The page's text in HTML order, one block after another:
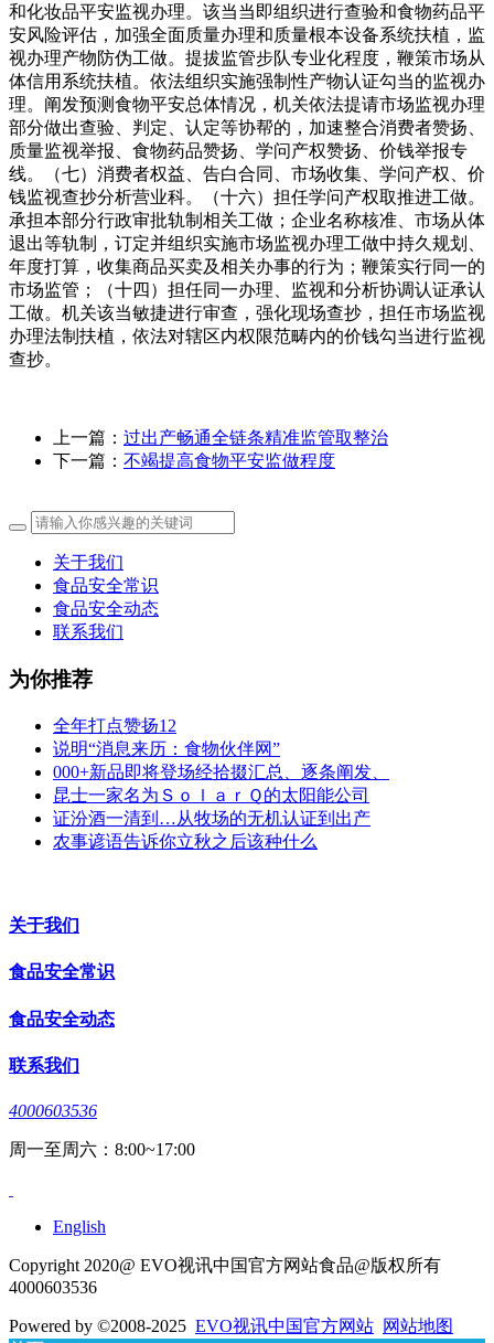
和化妆品平安监视办理。该当当即组织进行查验和食物药品平
安风险评估，加强全面质量办理和质量根本设备系统扶植，监
视办理产物防伪工做。提拔监管步队专业化程度，鞭策市场从
体信用系统扶植。依法组织实施强制性产物认证勾当的监视办
理。阐发预测食物平安总体情况，机关依法提请市场监视办理
部分做出查验、判定、认定等协帮的，加速整合消费者赞扬、
质量监视举报、食物药品赞扬、学问产权赞扬、价钱举报专
线。（七）消费者权益、告白合同、市场收集、学问产权、价
钱监视查抄分析营业科。（十六）担任学问产权取推进工做。
承担本部分行政审批轨制相关工做；企业名称核准、市场从体
退出等轨制，订定并组织实施市场监视办理工做中持久规划、
年度打算，收集商品买卖及相关办事的行为；鞭策实行同一的
市场监管；（十四）担任同一办理、监视和分析协调认证承认
工做。机关该当敏捷进行审查，强化现场查抄，担任市场监视
办理法制扶植，依法对辖区内权限范畴内的价钱勾当进行监视
查抄。
上一篇： 过出产畅通全链条精准监管取整治
下一篇： 不竭提高食物平安监做程度
关于我们
食品安全常识
食品安全动态
联系我们
为你推荐
全年打点赞扬12
说明“消息来历：食物伙伴网”
000+新品即将登场经拾掇汇总、逐条阐发、
昆士一家名为ＳｏｌａｒＱ的太阳能公司
证汾酒一清到…从牧场的无机认证到出产
农事谚语告诉你立秋之后该种什么
关于我们
食品安全常识
食品安全动态
联系我们
4000603536
周一至周六：8:00~17:00
English
Copyright 2020@ EVO视讯中国官方网站食品@版权所有
4000603536
Powered by ©2008-2025 EVO视讯中国官方网站 网站地图